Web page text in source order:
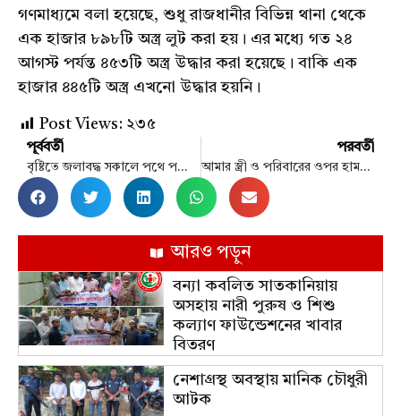
গণমাধ্যমে বলা হয়েছে, শুধু রাজধানীর বিভিন্ন থানা থেকে
এক হাজার ৮৯৮টি অস্ত্র লুট করা হয়। এর মধ্যে গত ২৪
আগস্ট পর্যন্ত ৪৫৩টি অস্ত্র উদ্ধার করা হয়েছে। বাকি এক
হাজার ৪৪৫টি অস্ত্র এখনো উদ্ধার হয়নি।
Post Views: ২৩৫
পূর্ববর্তী
বৃষ্টিতে জলাবদ্ধ সকালে পথে পথে ভোগান্তি
পরবর্তী
আমার স্ত্রী ও পরিবারের ওপর হামলা করা হয়: ব্রিগেডিয়ার আজমী
আরও পড়ুন
বন্যা কবলিত সাতকানিয়ায়
অসহায় নারী পুরুষ ও শিশু
কল্যাণ ফাউন্ডেশনের খাবার
বিতরণ
নেশাগ্রস্থ অবস্থায় মানিক চৌধুরী
আটক